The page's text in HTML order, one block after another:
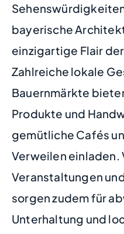
bayerische
einzigartige Flair
Zahlreiche lokale
Bauernmärkte
Produkte und
gemütliche Cafés
Verweilen einladen.
Veranstaltungen
sorgen zudem für
Unterhaltung und